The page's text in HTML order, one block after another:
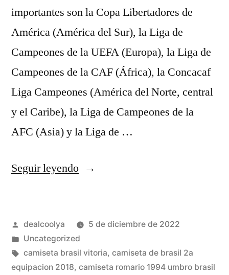
importantes son la Copa Libertadores de
América (América del Sur), la Liga de
Campeones de la UEFA (Europa), la Liga de
Campeones de la CAF (África), la Concacaf
Liga Campeones (América del Norte, central
y el Caribe), la Liga de Campeones de la
AFC (Asia) y la Liga de …
Seguir leyendo«camisetas
playa
seleccion
olimpica
Publicado
por
dealcoolya
5 de diciembre de 2022
Publicado
en
Uncategorized
Etiquetas:
camiseta brasil vitoria, camiseta de brasil 2a
equipacion 2018, camiseta romario 1994 umbro brasil